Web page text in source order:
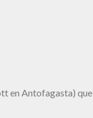
en Antofagasta) que